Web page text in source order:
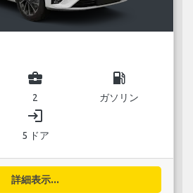
business_center
2
local_gas_station
ガソリン
login
5 ドア
詳細表示...